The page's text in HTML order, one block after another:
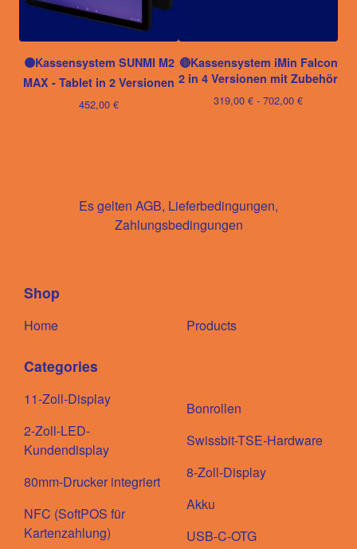
🟠Kassensystem SUNMI M2
MAX - Tablet in 2 Versionen
452,00 €
🔴Kassensystem iMin Falcon
2 in 4 Versionen mit Zubehör
319,00 € - 702,00 €
Es gelten AGB, Lieferbedingungen,
Zahlungsbedingungen
Shop
Home Products
Categories
11-Zoll-Display
2-Zoll-LED-
Kundendisplay
80mm-Drucker integriert
NFC (SoftPOS für
Kartenzahlung)
Bonrollen
Swissbit-TSE-Hardware
8-Zoll-Display
Akku
USB-C-OTG